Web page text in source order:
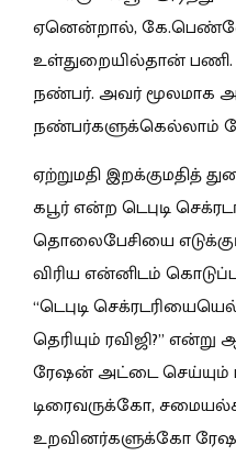
ஏனென்றால்,
உள்துறையில்தான்
நண்பர். அவர் மூலமாக
நண்பர்களுக்கெல்லாம்
ஏற்றுமதி இறக்குமதித்
கபூர் என்ற டெபுடி
தொலைபேசியை
விரிய என்னிடம்
“டெபுடி
தெரியும் ரவிஜி?”
ரேஷன் அட்டை செய்யும்
டிரைவருக்கோ,
உறவினர்களுக்கோ